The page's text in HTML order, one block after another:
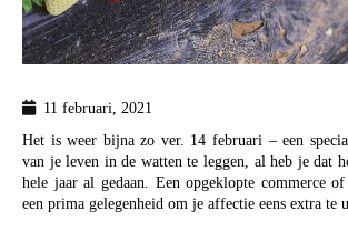
11 februari, 2021
Het is weer bijna zo ver. 14 februari – een
van je leven in de watten te leggen, al heb je dat
hele jaar al gedaan. Een opgeklopte commerce
een prima gelegenheid om je affectie eens extra te